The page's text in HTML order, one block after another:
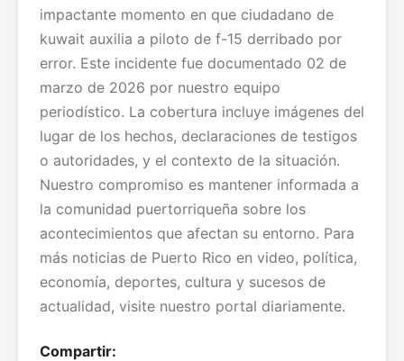
impactante momento en que ciudadano de
kuwait auxilia a piloto de f-15 derribado por
error. Este incidente fue documentado 02 de
marzo de 2026 por nuestro equipo
periodístico. La cobertura incluye imágenes del
lugar de los hechos, declaraciones de testigos
o autoridades, y el contexto de la situación.
Nuestro compromiso es mantener informada a
la comunidad puertorriqueña sobre los
acontecimientos que afectan su entorno. Para
más noticias de Puerto Rico en video, política,
economía, deportes, cultura y sucesos de
actualidad, visite nuestro portal diariamente.
Compartir: